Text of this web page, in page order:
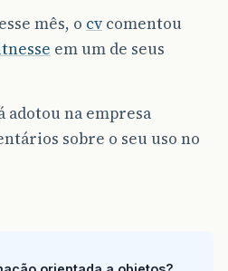
mês, o cv comentou
em um de seus
adotou na empresa
sobre o seu uso no